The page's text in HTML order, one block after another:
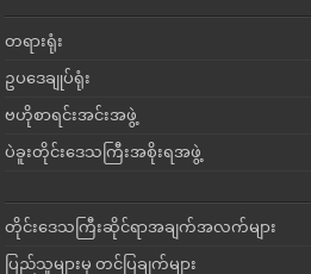
တရားရုံး
ဥပဒေချုပ်ရုံး
ဗဟိုစာရင်းအင်းအဖွဲ့
ပဲခူးတိုင်းဒေသကြီးအစိုးရအဖွဲ့
တိုင်းဒေသကြီးဆိုင်ရာအချက်အလက်များ
ပြည်သူများမှ တင်ပြချက်များ